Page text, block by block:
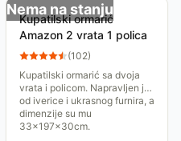
Nema na stanju
Kupatilski ormarić
Amazon 2 vrata 1 polica
(102)
Kupatilski ormarić sa dvoja
vrata i policom. Napravljen je
od iverice i ukrasnog furnira, a
dimenzije su mu
33x197x30cm.